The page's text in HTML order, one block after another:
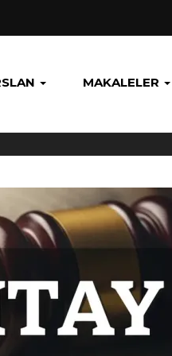
MAKALELER